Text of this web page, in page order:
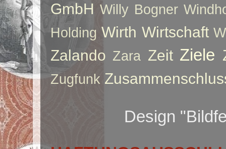
GmbH Willy Bogner
Holding Wirth Wirtschaft
Zalando Zara Zeit Ziele
Zugfunk
Design